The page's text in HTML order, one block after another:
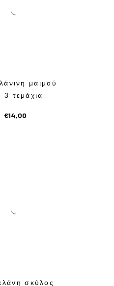
μαιμού
3 τεμάχια
€14,00
σκύλος